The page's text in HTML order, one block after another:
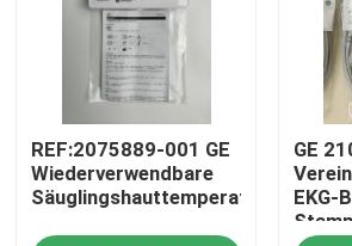
Werksbesichtigung
Kontakt mit uns
REF:2075889-001 GE
Wiederverwendbare
Säuglingshauttemperatursonde
GE
EKG-